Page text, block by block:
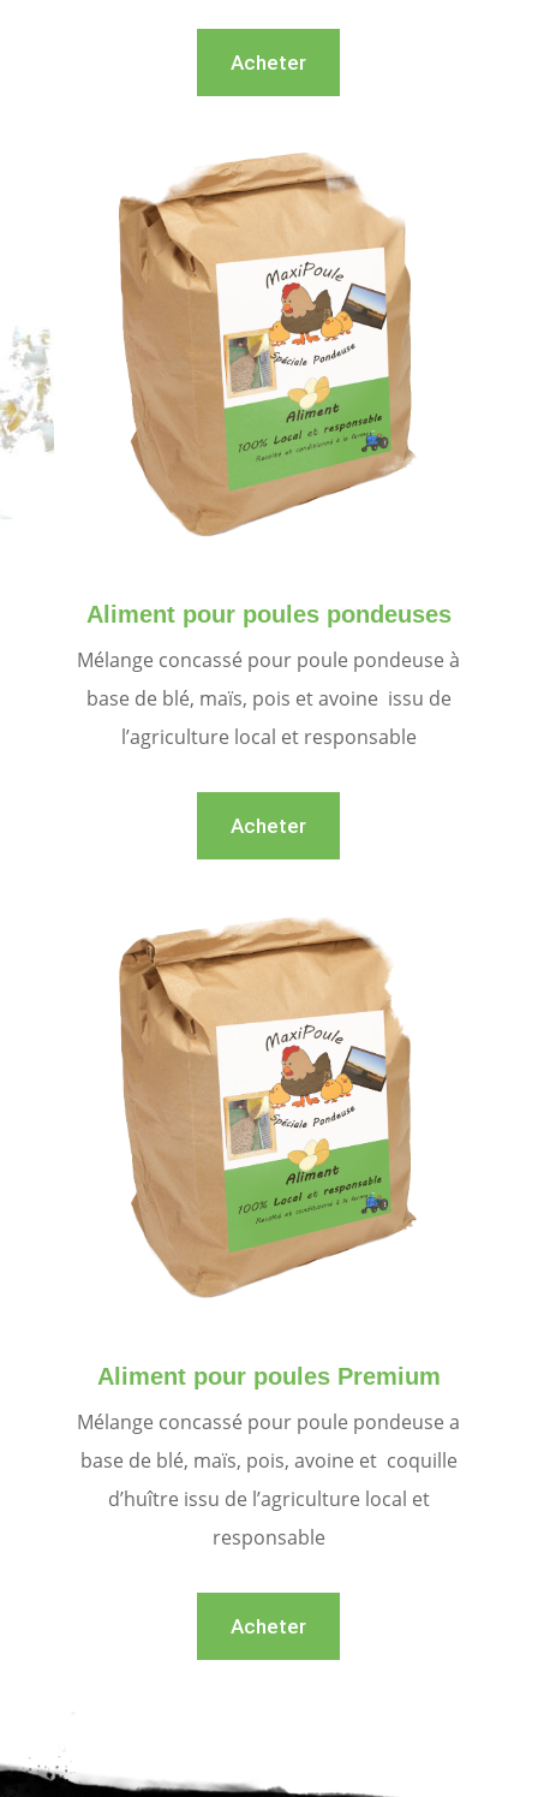
Acheter
Aliment pour poules pondeuses
Mélange concassé pour poule pondeuse à
base de blé, maïs, pois et avoine issu de
l’agriculture local et responsable
Acheter
Aliment pour poules Premium
Mélange concassé pour poule pondeuse a
base de blé, maïs, pois, avoine et coquille
d’huître issu de l’agriculture local et
responsable
Acheter